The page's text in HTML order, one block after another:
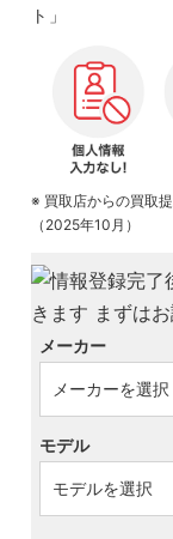
ト」
※ 買取店からの買取
（2025年10月）
メーカー
モデル